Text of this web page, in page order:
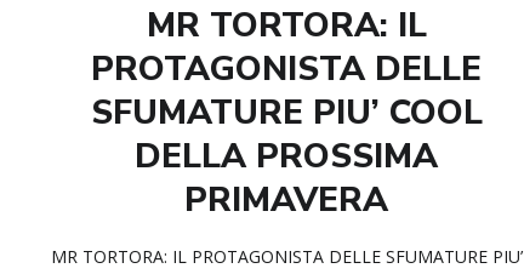
MR TORTORA: IL
PROTAGONISTA DELLE
SFUMATURE PIU’ COOL
DELLA PROSSIMA
PRIMAVERA
MR TORTORA: IL PROTAGONISTA DELLE SFUMATURE PIU’